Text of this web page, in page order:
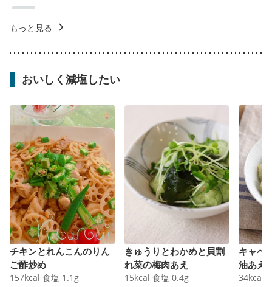
もっと見る
おいしく減塩したい
チキンとれんこんのりん
ご酢炒め
157kcal 食塩 1.1 g
きゅうりとわかめと貝割
れ菜の梅肉あえ
15kcal 食塩 0.4g
キャベ
油あえ
34kcal